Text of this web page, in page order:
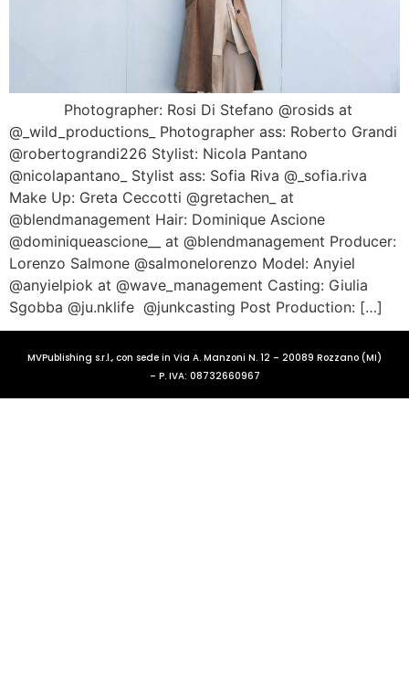
Photographer: Rosi Di Stefano @rosids at
@_wild_productions_ Photographer ass: Roberto Grandi
@robertograndi226 Stylist: Nicola Pantano
@nicolapantano_ Stylist ass: Sofia Riva @_sofia.riva
Make Up: Greta Ceccotti @gretachen_ at
@blendmanagement Hair: Dominique Ascione
@dominiqueascione__ at @blendmanagement Producer:
Lorenzo Salmone @salmonelorenzo Model: Anyiel
@anyielpiok at @wave_management Casting: Giulia
Sgobba @ju.nklife @junkcasting Post Production: […]
MVPublishing s.r.l., con sede in Via A. Manzoni N. 12 – 20089 Rozzano (MI)
– P. IVA: 08732660967